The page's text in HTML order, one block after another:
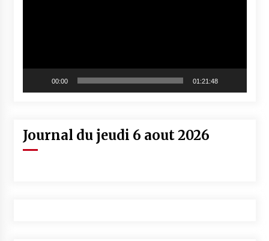
00:00 01:21:48
Journal du jeudi 6 aout 2026